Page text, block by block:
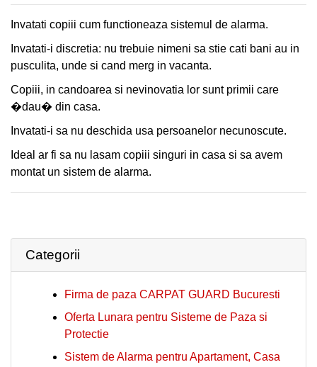
CONTACT
RAPIDA
CONTACT
Invatati copiii cum functioneaza sistemul de alarma.
Invatati-i discretia: nu trebuie nimeni sa stie cati bani au in
pusculita, unde si cand merg in vacanta.
Copiii, in candoarea si nevinovatia lor sunt primii care
�dau� din casa.
Invatati-i sa nu deschida usa persoanelor necunoscute.
Ideal ar fi sa nu lasam copiii singuri in casa si sa avem
montat un sistem de alarma.
Categorii
Firma de paza CARPAT GUARD Bucuresti
Oferta Lunara pentru Sisteme de Paza si
Protectie
Sistem de Alarma pentru Apartament, Casa